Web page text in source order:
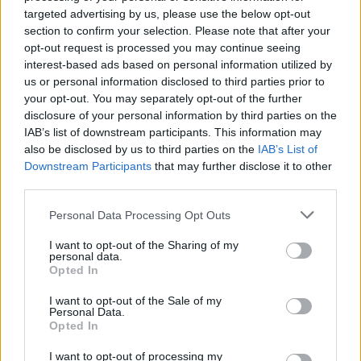
targeted advertising by us, please use the below opt-out
section to confirm your selection. Please note that after your
opt-out request is processed you may continue seeing
interest-based ads based on personal information utilized by
us or personal information disclosed to third parties prior to
your opt-out. You may separately opt-out of the further
disclosure of your personal information by third parties on the
IAB’s list of downstream participants. This information may
also be disclosed by us to third parties on the IAB’s List of
Downstream Participants that may further disclose it to other
Please note that this website/app uses one or more Google
not limited to your visit or usage behaviour. You may click to
grant or deny consent to Google and its third-party tags to
use your data for below specified purposes in below Google
consent section.
Personal Data Processing Opt Outs
I want to opt-out of the Sharing of my
personal data.
Opted In
I want to opt-out of the Sale of my
Personal Data.
Opted In
I want to opt-out of processing my
beteg. A következő pillanatban azonban
belépett a színpadra, és az megtelt
energiával, melegséggel, az emberek
egyszeriben jókedvűek lettek: felfogták, hogy
egy nagy színésznő léte micsoda varázslat".
"Az én Nórám még mindig ott áll fenn, a
lépcső tetején, és nekem integet" - nézett
hátra egykori kollégája és barátnője házára
emlékezett Tábori Nórára: "Úgy tudott tiszta
szívvel szeretni, félni, haragudni, mint egy
gyerek" - fogalmazott.
"Hároméves korában édesanyja azért küldte
táncolni, mert szerette volna, ha
mozgáskoordinációs problémáin javít a tánc.
Ez olyan jól sikerült, hogy végül táncosnő lett
belőle. Aztán tizenöt évesen Both Béla